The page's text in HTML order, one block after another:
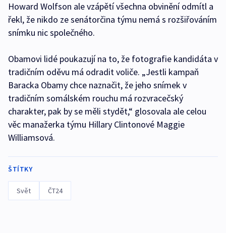
Howard Wolfson ale vzápětí všechna obvinění odmítl a
řekl, že nikdo ze senátorčina týmu nemá s rozšiřováním
snímku nic společného.
Obamovi lidé poukazují na to, že fotografie kandidáta v
tradičním oděvu má odradit voliče. „Jestli kampaň
Baracka Obamy chce naznačit, že jeho snímek v
tradičním somálském rouchu má rozvracečský
charakter, pak by se měli stydět,“ glosovala ale celou
věc manažerka týmu Hillary Clintonové Maggie
Williamsová.
ŠTÍTKY
Svět ČT24